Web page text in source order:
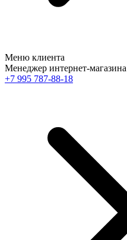
Меню клиента
Менеджер интернет-магазина
+7 995 787-88-18